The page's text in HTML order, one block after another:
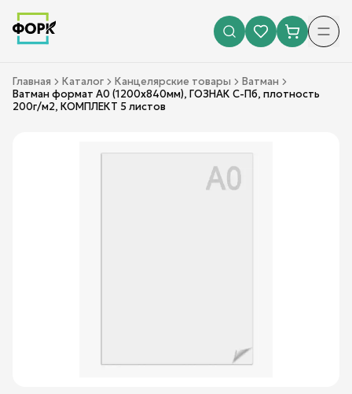
Главная Каталог Канцелярские товары
Ватман
Ватман формат А0 (1200х840мм), ГОЗНАК С-Пб, плотность
200г/м2, КОМПЛЕКТ 5 листов